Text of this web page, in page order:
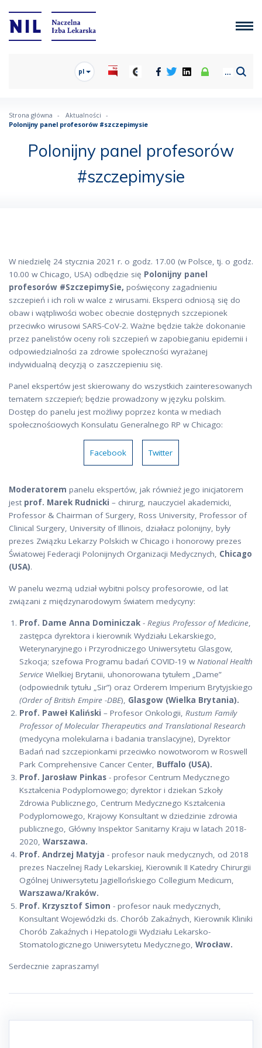
pl
Strona główna
Aktualności
Polonijny panel profesorów #szczepimysie
Polonijny panel profesorów
#szczepimysie
W niedzielę 24 stycznia 2021 r. o godz. 17.00 (w Polsce, tj. o godz.
10.00 w Chicago, USA) odbędzie się Polonijny panel
profesorów #SzczepimySie, poświęcony zagadnieniu
szczepień i ich roli w walce z wirusami. Eksperci odniosą się do
obaw i wątpliwości wobec obecnie dostępnych szczepionek
przeciwko wirusowi SARS-CoV-2. Ważne będzie także dokonanie
przez panelistów oceny roli szczepień w zapobieganiu epidemii i
odpowiedzialności za zdrowie społeczności wyrażanej
indywidualną decyzją o zaszczepieniu się.
Panel ekspertów jest skierowany do wszystkich zainteresowanych
tematem szczepień; będzie prowadzony w języku polskim.
Dostęp do panelu jest możliwy poprzez konta w mediach
społecznościowych Konsulatu Generalnego RP w Chicago:
Facebook Twitter
Moderatorem panelu ekspertów, jak również jego inicjatorem
jest prof. Marek Rudnicki – chirurg, nauczyciel akademicki,
Professor & Chairman of Surgery, Ross University, Professor of
Clinical Surgery, University of Illinois, działacz polonijny, były
prezes Związku Lekarzy Polskich w Chicago i honorowy prezes
Światowej Federacji Polonijnych Organizacji Medycznych, Chicago
(USA).
W panelu wezmą udział wybitni polscy profesorowie, od lat
związani z międzynarodowym światem medycyny:
Prof. Dame Anna Dominiczak - Regius Professor of Medicine,
zastępca dyrektora i kierownik Wydziału Lekarskiego,
Weterynaryjnego i Przyrodniczego Uniwersytetu Glasgow,
Szkocja; szefowa Programu badań COVID-19 wNational Health
Service Wielkiej Brytanii, uhonorowana tytułem „Dame”
(odpowiednik tytułu „Sir”) oraz Orderem Imperium Brytyjskiego
(Order of British Empire -DBE), Glasgow (Wielka Brytania).
Prof. Paweł Kaliński – Profesor Onkologii, Rustum Family
Professor of Molecular Therapeutics and Translational Research
(medycyna molekularna i badania translacyjne), Dyrektor
Badań nad szczepionkami przeciwko nowotworom w Roswell
Park Comprehensive Cancer Center, Buffalo (USA).
Prof. Jarosław Pinkas - profesor Centrum Medycznego
Kształcenia Podyplomowego; dyrektor i dziekan Szkoły
Zdrowia Publicznego, Centrum Medycznego Kształcenia
Podyplomowego, Krajowy Konsultant w dziedzinie zdrowia
publicznego, Główny Inspektor Sanitarny Kraju w latach 2018-
2020, Warszawa.
Prof. Andrzej Matyja - profesor nauk medycznych, od 2018
prezes Naczelnej Rady Lekarskiej, Kierownik II Katedry Chirurgii
Ogólnej Uniwersytetu Jagiellońskiego Collegium Medicum,
Warszawa/Kraków.
Prof. Krzysztof Simon - profesor nauk medycznych,
Konsultant Wojewódzki ds. Chorób Zakaźnych, Kierownik Kliniki
Chorób Zakaźnych i Hepatologii Wydziału Lekarsko-
Stomatologicznego Uniwersytetu Medycznego, Wrocław.
Serdecznie zapraszamy!